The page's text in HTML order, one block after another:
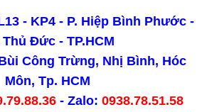
- KP4 - P. Hiệp Bình Phước -
Thủ Đức - TP.HCM
Công Trừng, Nhị Bình, Hóc
Môn, Tp. HCM
- Zalo: 0938.78.51.58